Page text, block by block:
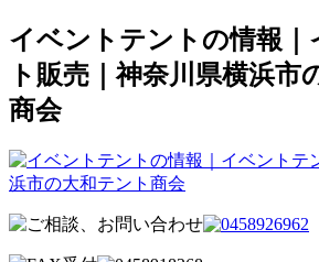
イベントテントの情報｜
ト販売｜神奈川県横浜市
商会